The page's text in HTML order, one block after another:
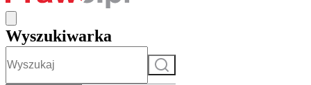
Wyszukiwarka
Szukaj